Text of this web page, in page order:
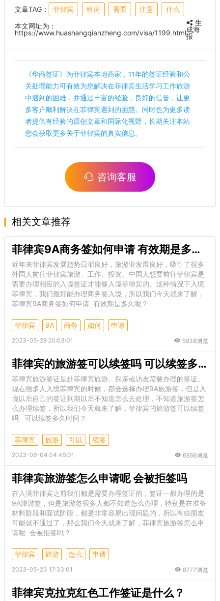
文章TAG： 菲律宾 租房 需要 注意
什么
本文网址为：
https://www.huashangqianzheng.com/visa/1199.html
生
成海
报
《华商签证》为菲律宾本地商家，11年的签证经验和公
关处理能力可有效为您解决在菲律宾生活学习工作旅游
中遇到的困难，并通过丰富的经验，良好的信誉，让更
多客户顺利解决在菲律宾遇到的困惑。同时也为更多读
者提供有经验的原创文章和国际化视野，长期关注本站
您会获取更多关于菲律宾的真实信息。
咨询客服
相关文章推荐
菲律宾9A商务签如何申请 有效期是多久呢
近年来菲律宾发展趋势日渐良好，旅游业发展良好，吸引了很多
外国人前往菲律宾旅游、工作、投资。中国人想要前往菲律宾是
需要办理相应的入境签证才能够入境菲律宾的。这种情况下入境
菲律宾，我们最好能办理商务签入境，所以我们今天就来了解，
菲律宾9A商务签如何申请 有效期是多久呢？
菲律宾 9A 商务 如何 申请
2023-05-28 20:03:01 5938浏览
菲律宾的旅游签可以续签吗 可以续签多久时间
菲律宾旅游签证是赴菲律宾旅游、探亲或访友需要办理的签证。
现在很多人入境菲律宾的时候，都会选择办理9A旅游签，但是入
境以后自己的签证到期以后不知道怎么去处理，不知道旅游签怎
么办理续签，所以我们今天就来了解，菲律宾的旅游签可以续签
吗 可以续签多久时间？
菲律宾 旅游 可以 续签
2023-06-04 04:46:01 6856浏览
菲律宾旅游签怎么申请呢 会被拒签吗
在入境菲律宾之前我们都是需要办理签证的，签证一般办理的是
9A旅游签，但是旅游签很多人都不知道怎么办理，特别是在准备
材料阶段和面试阶段，都是非常容易出现问题的，所以有些朋友
可能就不通过了，那么我们今天就来了解，菲律宾旅游签怎么申
请呢 会被拒签吗？
菲律宾 旅游 怎么 申请
2023-05-23 17:33:01 8777浏览
菲律宾克拉克红色工作签证是什么？